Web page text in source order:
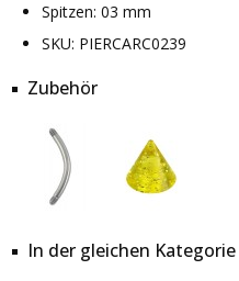
Spitzen: 03 mm
SKU: PIERCARC0239
Zubehör
In der gleichen